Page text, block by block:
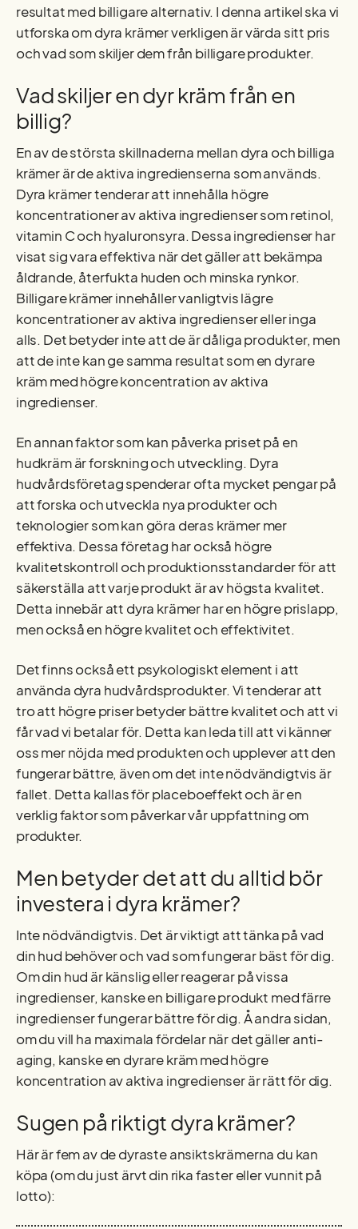
resultat med billigare alternativ. I denna artikel ska vi
utforska om dyra krämer verkligen är värda sitt pris
och vad som skiljer dem från billigare produkter.
Vad skiljer en dyr kräm från en
billig?
En av de största skillnaderna mellan dyra och billiga
krämer är de aktiva ingredienserna som används.
Dyra krämer tenderar att innehålla högre
koncentrationer av aktiva ingredienser som retinol,
vitamin C och hyaluronsyra. Dessa ingredienser har
visat sig vara effektiva när det gäller att bekämpa
åldrande, återfukta huden och minska rynkor.
Billigare krämer innehåller vanligtvis lägre
koncentrationer av aktiva ingredienser eller inga
alls. Det betyder inte att de är dåliga produkter, men
att de inte kan ge samma resultat som en dyrare
kräm med högre koncentration av aktiva
ingredienser.
En annan faktor som kan påverka priset på en
hudkräm är forskning och utveckling. Dyra
hudvårdsföretag spenderar ofta mycket pengar på
att forska och utveckla nya produkter och
teknologier som kan göra deras krämer mer
effektiva. Dessa företag har också högre
kvalitetskontroll och produktionsstandarder för att
säkerställa att varje produkt är av högsta kvalitet.
Detta innebär att dyra krämer har en högre prislapp,
men också en högre kvalitet och effektivitet.
Det finns också ett psykologiskt element i att
använda dyra hudvårdsprodukter. Vi tenderar att
tro att högre priser betyder bättre kvalitet och att vi
får vad vi betalar för. Detta kan leda till att vi känner
oss mer nöjda med produkten och upplever att den
fungerar bättre, även om det inte nödvändigtvis är
fallet. Detta kallas för placeboeffekt och är en
verklig faktor som påverkar vår uppfattning om
produkter.
Men betyder det att du alltid bör
investera i dyra krämer?
Inte nödvändigtvis. Det är viktigt att tänka på vad
din hud behöver och vad som fungerar bäst för dig.
Om din hud är känslig eller reagerar på vissa
ingredienser, kanske en billigare produkt med färre
ingredienser fungerar bättre för dig. Å andra sidan,
om du vill ha maximala fördelar när det gäller anti-
aging, kanske en dyrare kräm med högre
koncentration av aktiva ingredienser är rätt för dig.
Sugen på riktigt dyra krämer?
Här är fem av de dyraste ansiktskrämerna du kan
köpa (om du just ärvt din rika faster eller vunnit på
lotto):